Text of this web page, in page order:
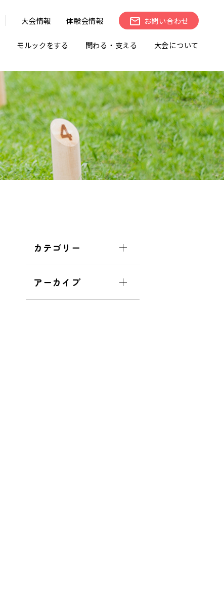
大会情報 体験会情報 お問い合わせ
モルックをする 関わる・支える 大会について
カテゴリー
アーカイブ